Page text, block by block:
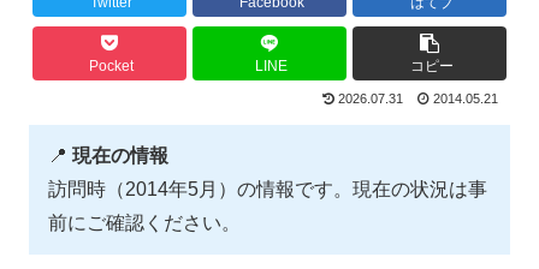
Pocket LINE コピー
2026.07.31 2014.05.21
📍 現在の情報
訪問時（2014年5月）の情報です。現在の状況は事
前にご確認ください。